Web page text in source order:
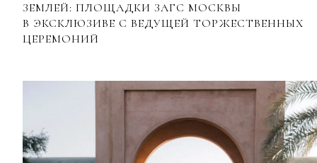
ЗЕМЛЕЙ: ПЛОЩАДКИ ЗАГС МОСКВЫ
В ЭКСКЛЮЗИВЕ С ВЕДУЩЕЙ ТОРЖЕСТВЕННЫХ
ЦЕРЕМОНИЙ